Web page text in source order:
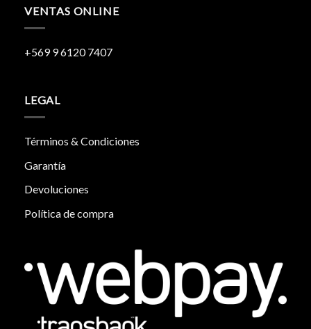
VENTAS ONLINE
+569 9 6120 7407
LEGAL
Términos & Condiciones
Garantía
Devoluciones
Política de compra